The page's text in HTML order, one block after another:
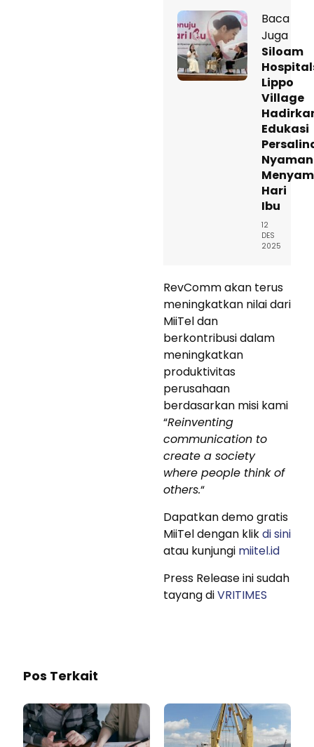
Baca
Juga
Siloam
Lippo
Village
Edukasi
Nyaman
Hari
Ibu
12
DES
2025
RevComm akan terus
meningkatkan nilai dari
MiiTel dan
berkontribusi dalam
meningkatkan
produktivitas
perusahaan
berdasarkan misi kami
“Reinventing
communication to
create a society
where people think of
others.“
Dapatkan demo gratis
MiiTel dengan klikdi sini
atau kunjungi miitel.id
Press Release ini sudah
tayang diVRITIMES
Pos Terkait